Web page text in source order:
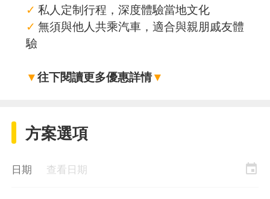
✓ 私人定制行程，深度體驗當地文化
✓ 無須與他人共乘汽車，適合與親朋戚友體
驗
▼往下閱讀更多優惠詳情▼
方案選項
日期 查看日期 event